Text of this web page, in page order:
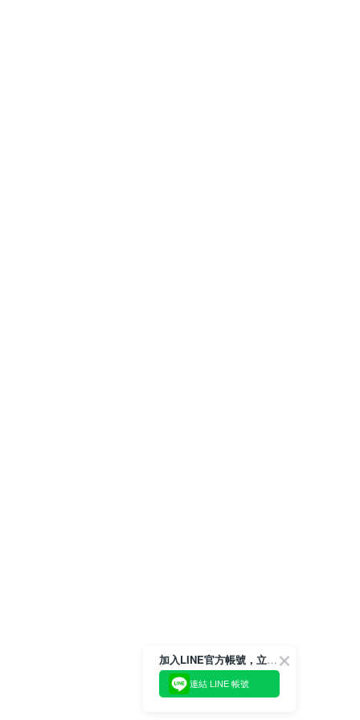
加入LINE官方帳號，立即獲得$100購物金!
連結 LINE 帳號